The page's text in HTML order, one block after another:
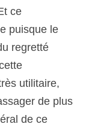
ce
puisque le
regretté
utilitaire,
de plus
de ce